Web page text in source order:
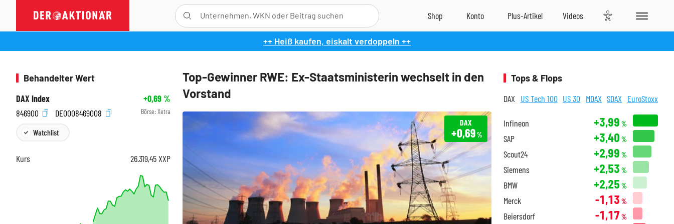
++ Heiß kaufen, eiskalt verdoppeln ++
Top-Gewinner RWE: Ex-Staatsministerin wechselt in den
Vorstand
DAX
+0,69%
Behandelter Wert
DAX Index
+0,69%
846900
DE0008469008 Börse: Xetra
Watchlist
Kurs 26.319,45XXP
Tops & Flops
DAX US Tech 100 US 30 MDAX SDAX EuroStoxx
Infineon +3,99 %
SAP +3,40 %
Scout24 +2,99 %
Siemens +2,53 %
BMW +2,25 %
Merck -1,13 %
Beiersdorf -1,17 %